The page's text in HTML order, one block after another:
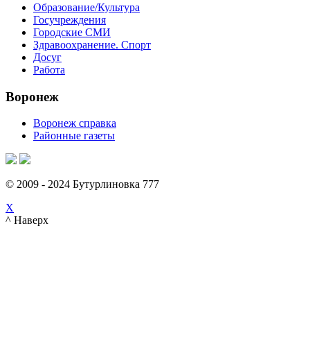
Образование/Культура
Госучреждения
Городские СМИ
Здравоохранение. Спорт
Досуг
Работа
Воронеж
Воронеж справка
Районные газеты
© 2009 - 2024 Бутурлиновка 777
X
^ Наверх